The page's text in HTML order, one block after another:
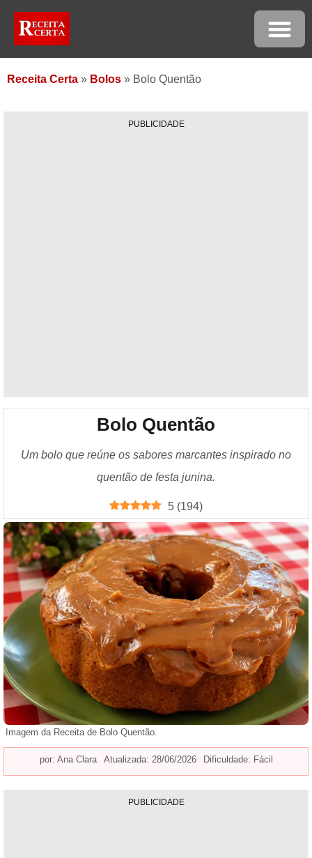
Receita Certa » Bolos » Bolo Quentão
PUBLICIDADE
Bolo Quentão
Um bolo que reúne os sabores marcantes inspirado no
quentão de festa junina.
5 (194)
Imagem da Receita de Bolo Quentão.
por: Ana Clara Atualizada: 28/06/2026 Dificuldade: Fácil
PUBLICIDADE